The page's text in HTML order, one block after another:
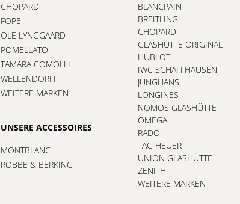
CHOPARD
FOPE
OLE LYNGGAARD
POMELLATO
TAMARA COMOLLI
WELLENDORFF
WEITERE MARKEN
UNSERE ACCESSOIRES
MONTBLANC
ROBBE & BERKING
BLANCPAIN
BREITLING
CHOPARD
GLASHÜTTE ORIGINAL
HUBLOT
IWC SCHAFFHAUSEN
JUNGHANS
LONGINES
NOMOS GLASHÜTTE
OMEGA
RADO
TAG HEUER
UNION GLASHÜTTE
ZENITH
WEITERE MARKEN